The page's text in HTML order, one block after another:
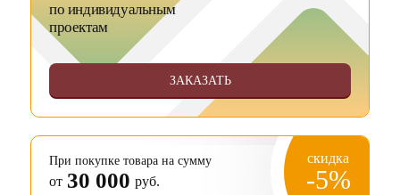
по индивидуальным
проектам
ЗАКАЗАТЬ
При покупке товара на сумму
от 30 000 руб.
скидка
-5%